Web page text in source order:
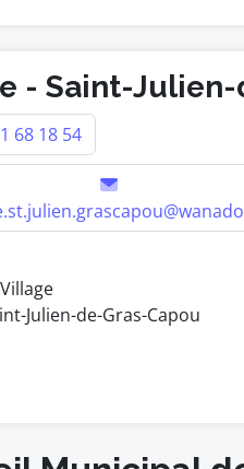
- Saint-
68 18 54
Julien-de-Gras-Capou